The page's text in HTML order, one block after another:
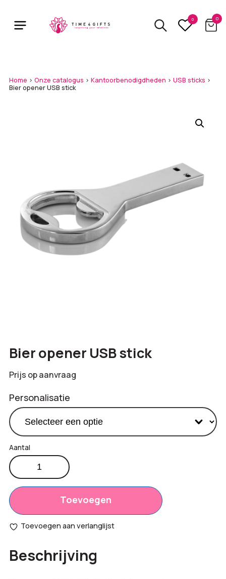
main
0 0
Home > Onze catalogus > Kantoorbenodigdheden > USB sticks >
Bier opener USB stick
Bier opener USB stick
Prijs op aanvraag
Personalisatie
Totaal
opties:
€0,00
Bestelling
€0,00
Bier
opener
USB
stick
aantal
Toevoegen
Toevoegen aan verlanglijst
Beschrijving